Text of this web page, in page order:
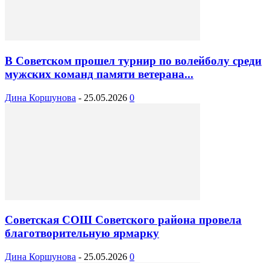
В Советском прошел турнир по волейболу среди
мужских команд памяти ветерана...
Дина Коршунова - 25.05.2026 0
Советская СОШ Советского района провела
благотворительную ярмарку
Дина Коршунова - 25.05.2026 0